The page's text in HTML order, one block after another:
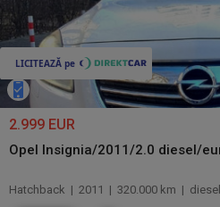
2.999 EUR
Opel Insignia/2011/2.0 diesel/
Hatchback | 2011 | 320.000 km | diesel